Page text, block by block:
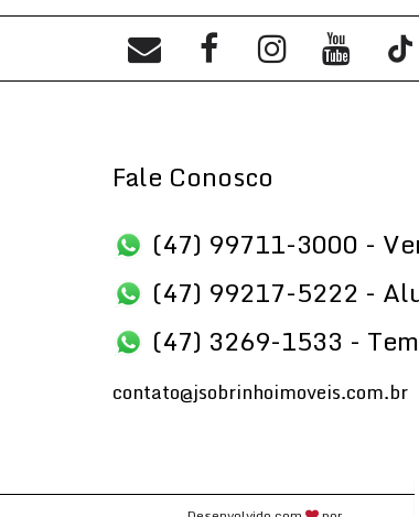
2 ~ 3Vaga(s), Útil:
Fale Conosco
(47) 99711-3000 -
(47) 99217-5222 -
(47) 3269-1533 -
contato@jsobrinhoimoveis.com.br